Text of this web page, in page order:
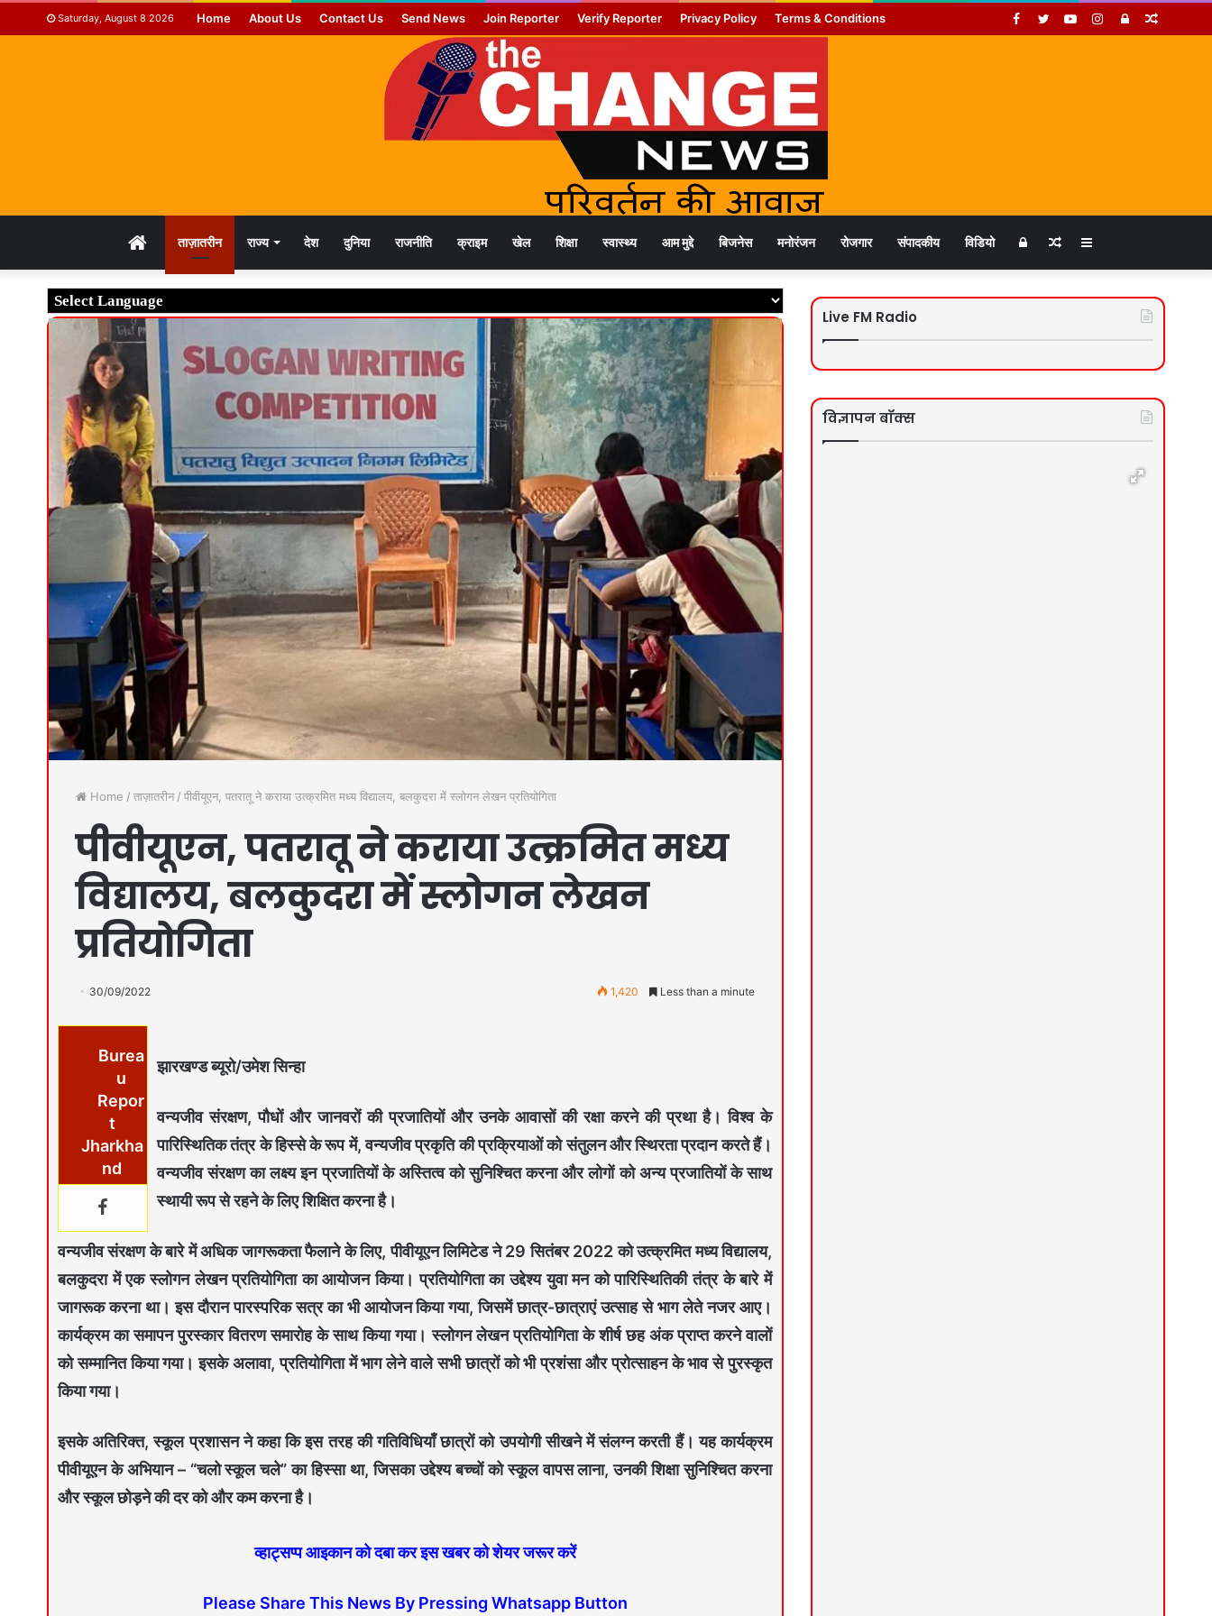
Saturday, August 8 2026 Home About Us Contact Us Send News Join Reporter Verify Reporter Privacy Policy Terms & Conditions Random
Log
Instagram
YouTube
Twitter
Facebook
HOMEताज़ातरीन राज्य देश दुनिया राजनीति क्राइम खेल शिक्षा स्वास्थ्य आम मुद्दे बिजनेस मनोरंजन रोजगार संपादकीय विडियो Sidebar
Random
Article
Log
In
Home / ताज़ातरीन / पीवीयूएन, पतरातू ने कराया उत्क्रमित मध्य विद्यालय, बलकुदरा में स्लोगन लेखन प्रतियोगिता
पीवीयूएन, पतरातू ने कराया उत्क्रमित मध्य
विद्यालय, बलकुदरा में स्लोगन लेखन
प्रतियोगिता
30/09/2022 1,420 Less than a minute
Burea
u
Repor
t
Jharkha
nd
झारखण्ड ब्यूरो/उमेश सिन्हा
वन्यजीव संरक्षण, पौधों और जानवरों की प्रजातियों और उनके आवासों की रक्षा करने की प्रथा है। विश्व के
पारिस्थितिक तंत्र के हिस्से के रूप में, वन्यजीव प्रकृति की प्रक्रियाओं को संतुलन और स्थिरता प्रदान करते हैं।
वन्यजीव संरक्षण का लक्ष्य इन प्रजातियों के अस्तित्व को सुनिश्चित करना और लोगों को अन्य प्रजातियों के साथ
स्थायी रूप से रहने के लिए शिक्षित करना है।
वन्यजीव संरक्षण के बारे में अधिक जागरूकता फैलाने के लिए, पीवीयूएन लिमिटेड ने 29 सितंबर 2022 को उत्क्रमित मध्य विद्यालय,
बलकुदरा में एक स्लोगन लेखन प्रतियोगिता का आयोजन किया। प्रतियोगिता का उद्देश्य युवा मन को पारिस्थितिकी तंत्र के बारे में
जागरूक करना था। इस दौरान पारस्परिक सत्र का भी आयोजन किया गया, जिसमें छात्र-छात्राएं उत्साह से भाग लेते नजर आए।
कार्यक्रम का समापन पुरस्कार वितरण समारोह के साथ किया गया। स्लोगन लेखन प्रतियोगिता के शीर्ष छह अंक प्राप्त करने वालों
को सम्मानित किया गया। इसके अलावा, प्रतियोगिता में भाग लेने वाले सभी छात्रों को भी प्रशंसा और प्रोत्साहन के भाव से पुरस्कृत
किया गया।
इसके अतिरिक्त, स्कूल प्रशासन ने कहा कि इस तरह की गतिविधियाँ छात्रों को उपयोगी सीखने में संलग्न करती हैं। यह कार्यक्रम
पीवीयूएन के अभियान – “चलो स्कूल चले” का हिस्सा था, जिसका उद्देश्य बच्चों को स्कूल वापस लाना, उनकी शिक्षा सुनिश्चित करना
और स्कूल छोड़ने की दर को और कम करना है।
व्हाट्सप्प आइकान को दबा कर इस खबर को शेयर जरूर करें
Please Share This News By Pressing Whatsapp Button
Live FM Radio
विज्ञापन बॉक्स